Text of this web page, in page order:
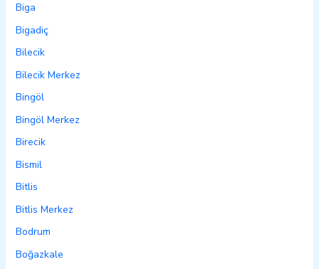
Biga
Bigadiç
Bilecik
Bilecik Merkez
Bingöl
Bingöl Merkez
Birecik
Bismil
Bitlis
Bitlis Merkez
Bodrum
Boğazkale